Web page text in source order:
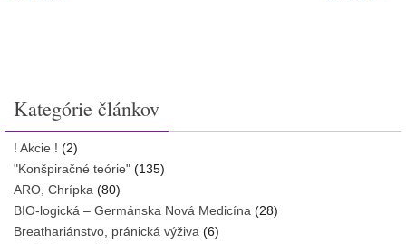
Kategórie článkov
! Akcie ! (2)
"Konšpiračné teórie" (135)
ARO, Chrípka (80)
BIO-logická – Germánska Nová Medicína (28)
Breathariánstvo, pránická výživa (6)